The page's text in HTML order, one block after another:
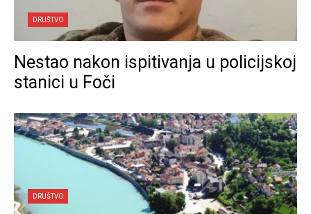
DRUŠTVO
Nestao nakon ispitivanja u policijskoj
stanici u Foči
DRUŠTVO